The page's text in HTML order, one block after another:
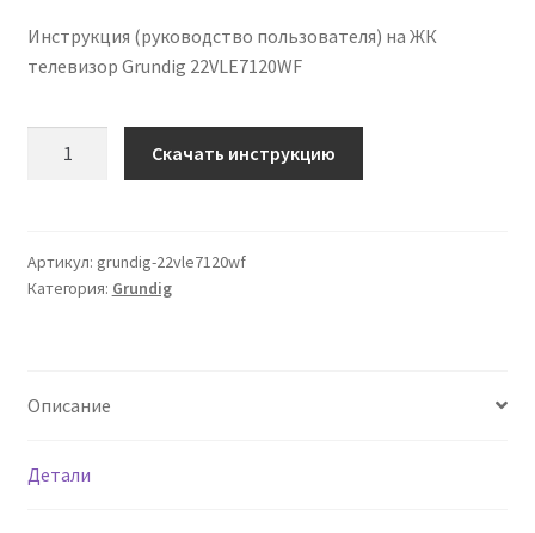
Инструкция (руководство пользователя) на ЖК
телевизор Grundig 22VLE7120WF
Grundig
22VLE7120WF
Скачать инструкцию
Артикул: grundig-22vle7120wf
Категория: Grundig
Описание
Детали